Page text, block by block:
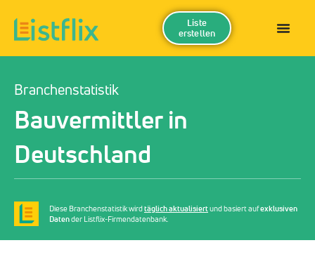
Liste
erstellen
Branchenstatistik
Bauvermittler in
Deutschland
Diese Branchenstatistik wirdtäglich aktualisiertund basiert aufexklusiven
Datender Listflix-Firmendatenbank.